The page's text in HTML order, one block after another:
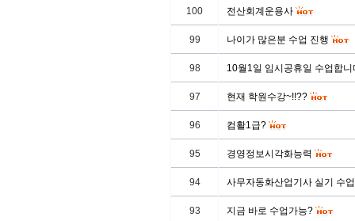
100 전산회계운용사
99 나이가 많은분 수업 진행
98 10월1일 임시공휴일 수업합니
97 현재 학원수강~!!??
96 컴활1급?
95 경영정보시각화능력
94 사무자동화산업기사 실기 수업
93 지금 바로 수업가능?